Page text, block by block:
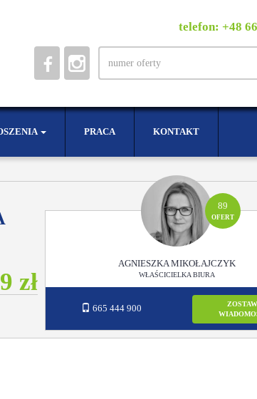
telefon: +48
PRACA KONTAKT
zł
89
OFERT
AGNIESZKA MIKOŁAJCZYK
WŁAŚCICIELKA BIURA
665 444 900
ZOSTAW